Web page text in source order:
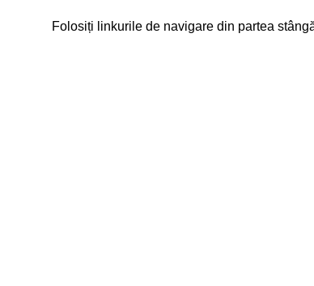
Folosiți linkurile de navigare din partea